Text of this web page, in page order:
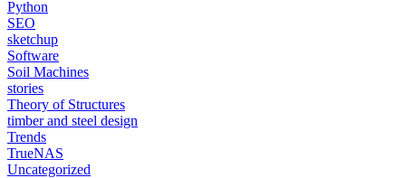
Python
SEO
sketchup
Software
Soil Machines
stories
Theory of Structures
timber and steel design
Trends
TrueNAS
Uncategorized